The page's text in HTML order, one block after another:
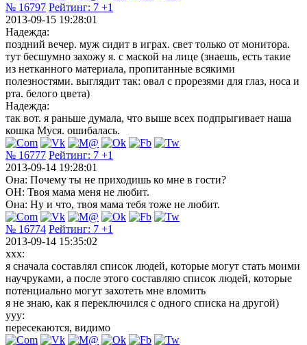
№ 16797 Рейтинг: 7 +1
2013-09-15 19:28:01
Надежда:
поздний вечер. муж сидит в играх. свет только от монитора.
тут бесшумно захожу я. с маской на лице (знаешь, есть такие
из нетканного материала, пропитанные всякими
полезностями. выглядит так: овал с прорезями для глаз, носа и
рта. белого цвета)
Надежда:
так вот. я раньше думала, что выше всех подпрыгивает наша
кошка Муся. ошибалась.
№ 16777 Рейтинг: 7 +1
2013-09-14 19:28:01
Она: Почему ты не приходишь ко мне в гости?
ОН: Твоя мама меня не любит.
Она: Ну и что, твоя мама тебя тоже не любит.
№ 16774 Рейтинг: 7 +1
2013-09-14 15:35:02
xxx:
я сначала составлял список людей, которые могут стать моими
научруками, а после этого составляю список людей, которые
потенциально могут захотеть мне вломить
я не знаю, как я переключился с одного списка на другой)
yyy:
пересекаются, видимо